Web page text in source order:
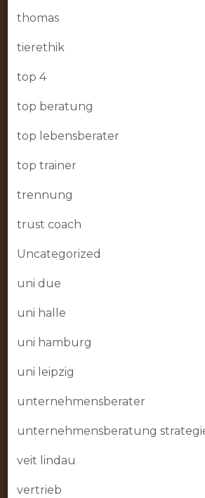
thomas
tierethik
top 4
top beratung
top lebensberater
top trainer
trennung
trust coach
Uncategorized
uni due
uni halle
uni hamburg
uni leipzig
unternehmensberater
unternehmensberatung
veit lindau
vertrieb